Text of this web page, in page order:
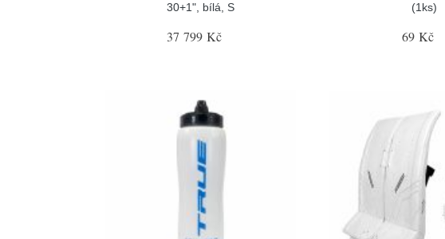
30+1", bílá, S
37 799 Kč
(1ks)
69 Kč